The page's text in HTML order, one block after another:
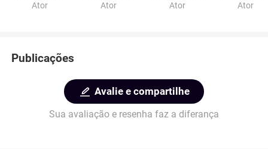
Ator
Ator
Ator
Ator
Publicações
Avalie e compartilhe
Sua avaliação e resenha faz a diferança